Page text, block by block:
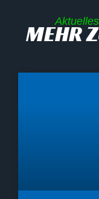
MEHR